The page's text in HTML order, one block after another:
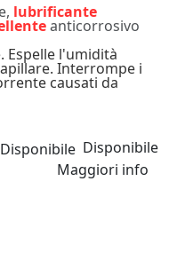
lubrificante
anticorrosivo
Espelle l'umidità
Interrompe i
causati da
Disponibile
Maggiori info